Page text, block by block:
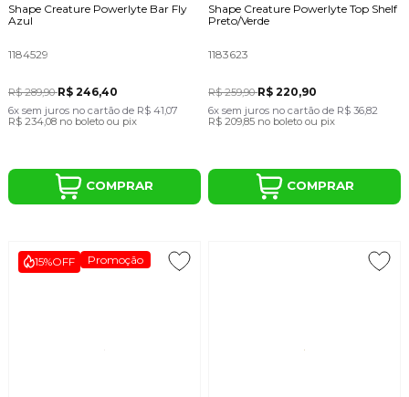
Shape Creature Powerlyte Bar Fly
Azul
1184529
R$ 289,90R$ 246,40
6x sem juros no cartãode R$ 41,07
R$ 234,08 no boleto ou pix
COMPRAR
Shape Creature Powerlyte Top Shelf
Preto/Verde
1183623
R$ 259,90R$ 220,90
6x sem juros no cartão de R$ 36,82
R$ 209,85 no boleto ou pix
COMPRAR
15%OFF Promoção